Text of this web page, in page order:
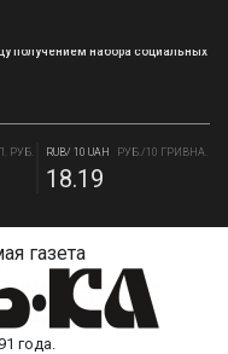
вторая лагерная
РУБ./ДОЛЛАР RUB/EUR
18.19
газета
года.